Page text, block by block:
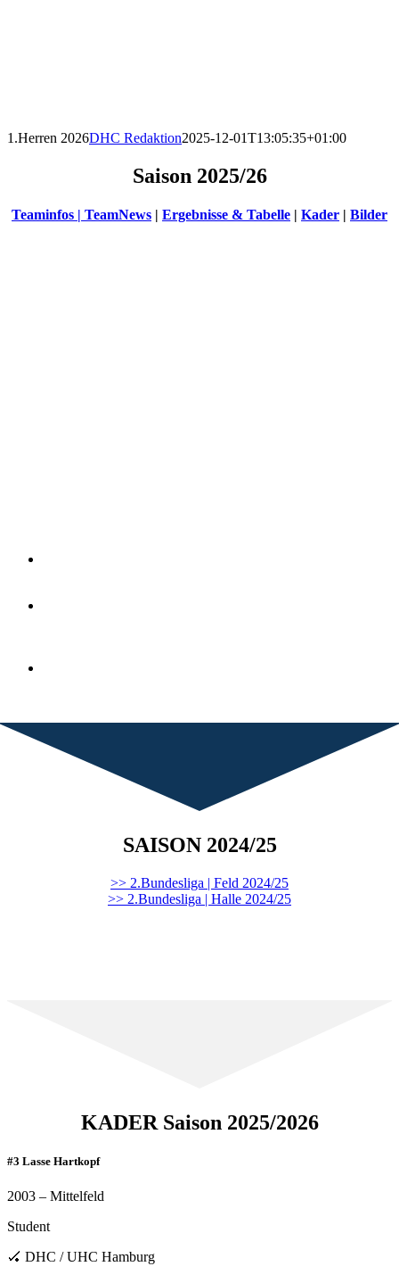
1.Herren 2026DHC Redaktion2025-12-01T13:05:35+01:00
Saison 2025/26
Teaminfos | TeamNews | Ergebnisse & Tabelle | Kader | Bilder
SAISON 2024/25
>> 2.Bundesliga | Feld 2024/25
>> 2.Bundesliga | Halle 2024/25
KADER Saison 2025/2026
#3 Lasse Hartkopf
2003 – Mittelfeld
Student
🏑 DHC / UHC Hamburg